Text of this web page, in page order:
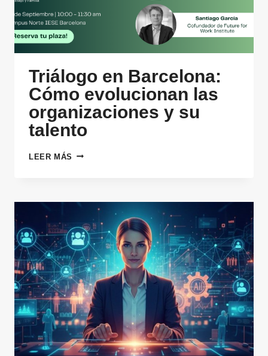
Triálogo en Barcelona:
Cómo evolucionan las
organizaciones y su
talento
LEER MÁS TRIÁLOGO
EVOLUCIONAN
ORGANIZACIONES
Y
SU
TALENTO